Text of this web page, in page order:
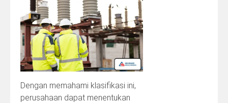
Dengan memahami klasifikasi ini,
perusahaan dapat menentukan